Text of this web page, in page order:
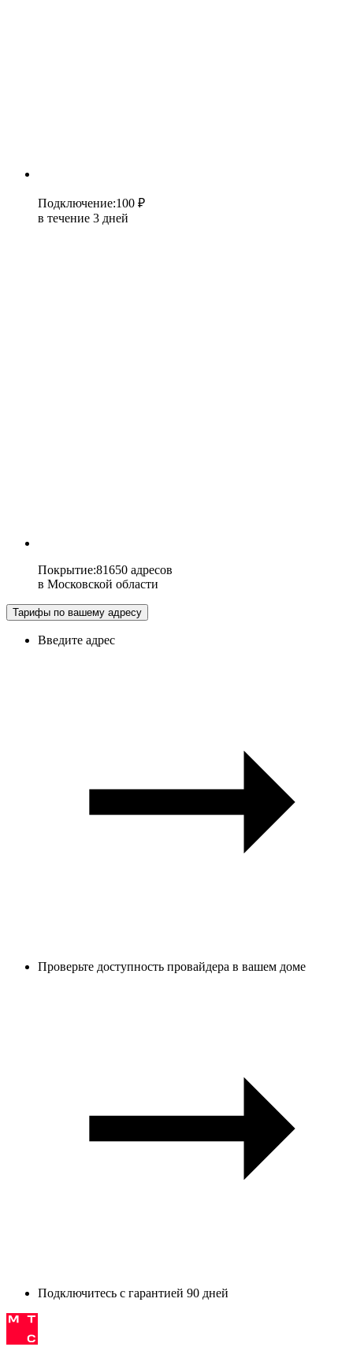
Подключение:100 ₽
в течение 3 дней
Покрытие:81650 адресов
в Московской области
Тарифы по вашему адресу
Введите адрес
Проверьте доступность провайдера в вашем доме
Подключитесь с гарантией 90 дней